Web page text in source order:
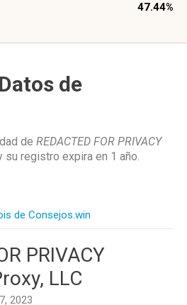
47.44%
de
de REDACTED FOR PRIVACY
su registro expira en 1 año.
de Consejos.win
PRIVACY
LLC
2023